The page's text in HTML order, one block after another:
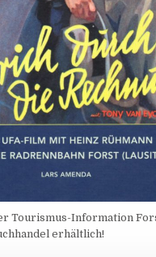
Tourismus-Information
erhältlich!